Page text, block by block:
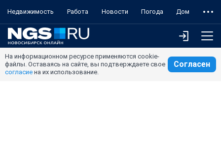
Недвижимость Работа Новости Погода Дом
На информационном ресурсе применяются cookie-
файлы. Оставаясь на сайте, вы подтверждаете свое
согласие на их использование.
Согласен